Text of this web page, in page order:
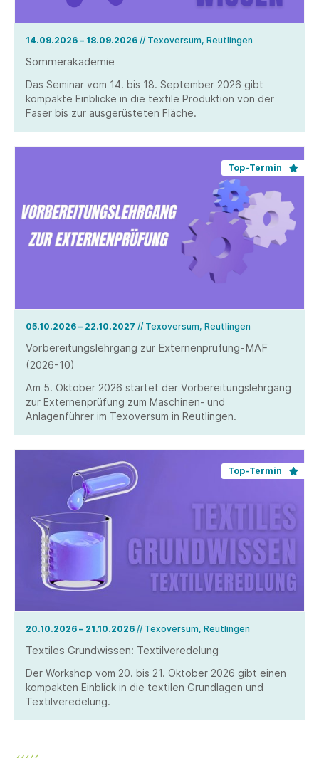
14.09.2026 – 18.09.2026 // Texoversum, Reutlingen
Sommerakademie
Das Seminar vom 14. bis 18. September 2026 gibt
kompakte Einblicke in die textile Produktion von der
Faser bis zur ausgerüsteten Fläche.
05.10.2026 – 22.10.2027 // Texoversum, Reutlingen
Top-Termin
Vorbereitungslehrgang zur Externenprüfung-MAF
(2026-10)
Am 5. Oktober 2026 startet der Vorbereitungslehrgang
zur Externenprüfung zum Maschinen- und
Anlagenführer im Texoversum in Reutlingen.
20.10.2026 – 21.10.2026 // Texoversum, Reutlingen
Top-Termin
Textiles Grundwissen: Textilveredelung
Der Workshop vom 20. bis 21. Oktober 2026 gibt einen
kompakten Einblick in die textilen Grundlagen und
Textilveredelung.